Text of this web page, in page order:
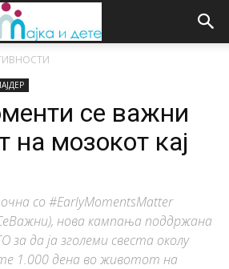
се важни
на мозокот кај
со #EarlyMomentsMatter
нова кампања поддржана
за да ја зголеми свеста околу
1.000 дена во животот на